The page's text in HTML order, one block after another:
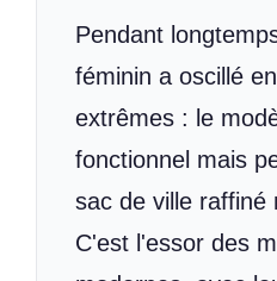
Pendant
féminin a oscillé
extrêmes : le
fonctionnel mais
sac de ville raffiné
C'est l'essor des